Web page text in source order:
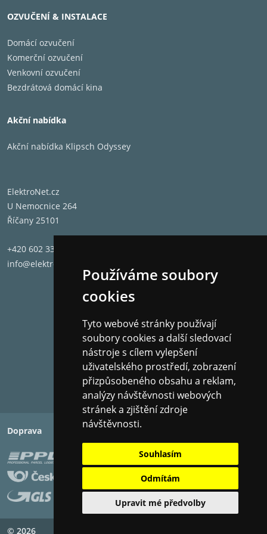
Používáme soubory
cookies
Tyto webové stránky používají
soubory cookies a další sledovací
nástroje s cílem vylepšení
uživatelského prostředí, zobrazení
přizpůsobeného obsahu a reklam,
analýzy návštěvnosti webových
stránek a zjištění zdroje
návštěvnosti.
Souhlasím
Odmítám
Upravit mé předvolby
OZVUČENÍ & INSTALACE
Domácí ozvučení
Komerční ozvučení
Venkovní ozvučení
Bezdrátová domácí kina
Akční nabídka
Akční nabídka Klipsch Odyssey
ElektroNet.cz
U Nemocnice 264
Říčany 25101
+420 602 331 662
info@elektronet.cz
Doprava Platba
© 2026